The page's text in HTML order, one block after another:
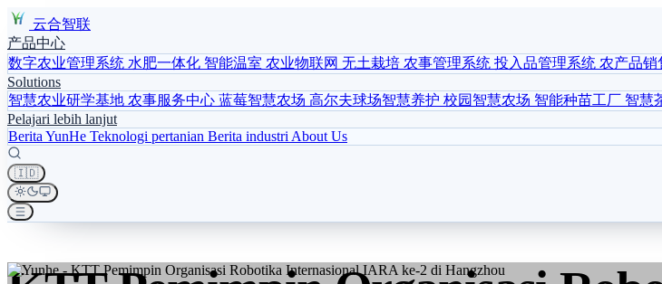
云合智联
产品中心
数字农业管理系统 水肥一体化 智能温室 农业物联网 无土栽培 农事管理系统 投入品管理系统 农产品销
Solutions
智慧农业研学基地 农事服务中心 蓝莓智慧农场 高尔夫球场智慧养护 校园智慧农场 智能种苗工厂 智慧
Pelajari lebih lanjut
Berita YunHe Teknologi pertanian Berita industri About Us
🇮🇩